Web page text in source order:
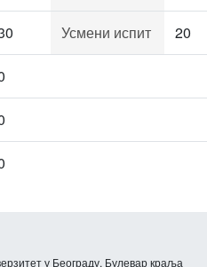
Усмени испит 20
у Београду, Булевар краља